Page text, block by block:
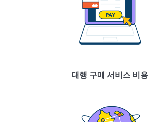
대행 구매 서비스 비용